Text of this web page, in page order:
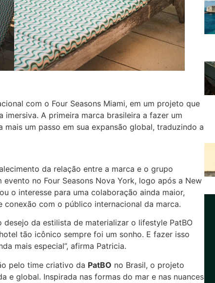
com o Four Seasons Miami, em um projeto que
imersiva. A primeira marca brasileira a fazer um
um passo em sua expansão global, traduzindo a
da relação entre a marca e o grupo
evento no Four Seasons Nova York, logo após a New
o interesse para uma colaboração ainda maior,
com o público internacional da marca.
da estilista de materializar o lifestyle PatBO
tão icônico sempre foi um sonho. E fazer isso
mais especial”, afirma Patricia.
pelo time criativo da PatBO no Brasil, o projeto
e global. Inspirada nas formas do mar e nas nuances